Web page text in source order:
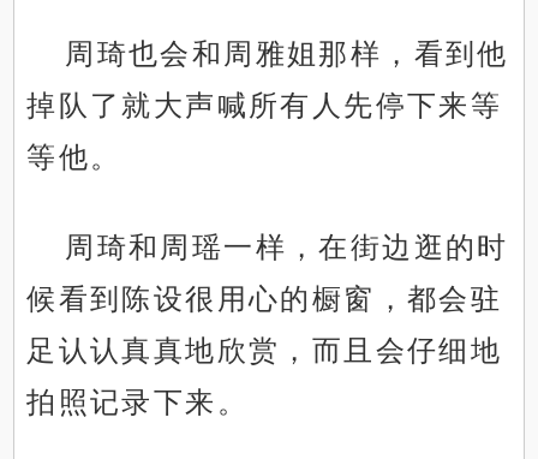
周琦也会和周雅姐那样，看到他
掉队了就大声喊所有人先停下来等
等他。
周琦和周瑶一样，在街边逛的时
候看到陈设很用心的橱窗，都会驻
足认认真真地欣赏，而且会仔细地
拍照记录下来。